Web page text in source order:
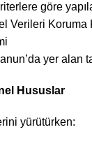
göre
Verileri Koruma
yer alan
Hususlar
yürütürken: